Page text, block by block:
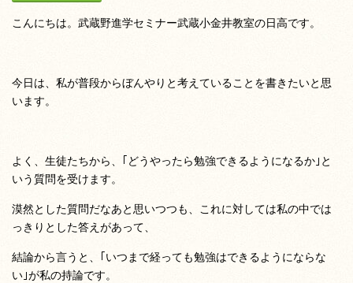
こんにちは。武蔵野進学セミナー武蔵小金井教室の日高です。
今日は、私が普段からぼんやりと考えていることを書きたいと思
います。
よく、生徒たちから、｢どうやったら勉強できるようになるか｣と
いう質問を受けます。
漠然とした質問だなあと思いつつも、これに対しては私の中では
っきりとした答えがあって、
結論から言うと、｢いつまで経っても勉強はできるようにならな
い｣が私の持論です。